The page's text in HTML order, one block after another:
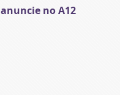
anuncie no A12